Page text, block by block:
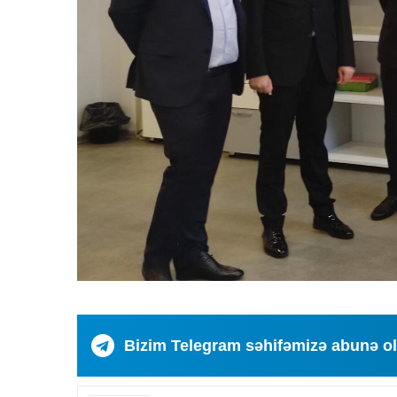
Bizim Telegram səhifəmizə abunə